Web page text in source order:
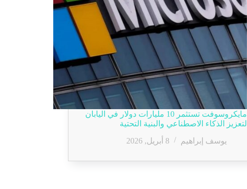
مايكروسوفت تستثمر 10 مليارات دولار في اليابان
لتعزيز الذكاء الاصطناعي والبنية التحتية
يوسف إبراهيم
8 أبريل, 2026